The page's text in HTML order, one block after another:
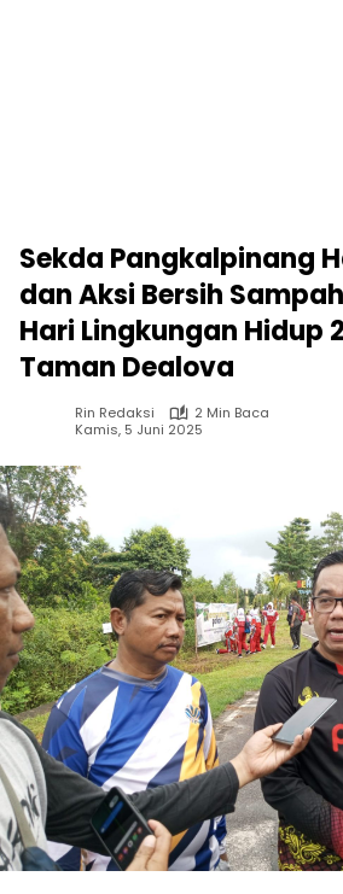
Sekda Pangkalpinang
dan Aksi Bersih
Hari Lingkungan Hidup
Taman Dealova
Rin Redaksi
2 Min Baca
Kamis, 5 Juni 2025